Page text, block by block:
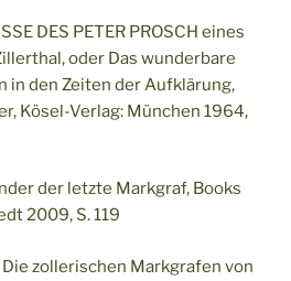
DES PETER PROSCH eines
oder Das wunderbare
in den Zeiten der Aufklärung,
Kösel-Verlag: München 1964,
der letzte Markgraf, Books
2009, S. 119
zollerischen Markgrafen von